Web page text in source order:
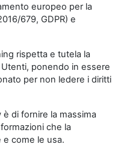
europeo per la
679, GDPR) e
rispetta e tutela la
ponendo in essere
per non ledere i diritti
di fornire la massima
che la
e come le usa.